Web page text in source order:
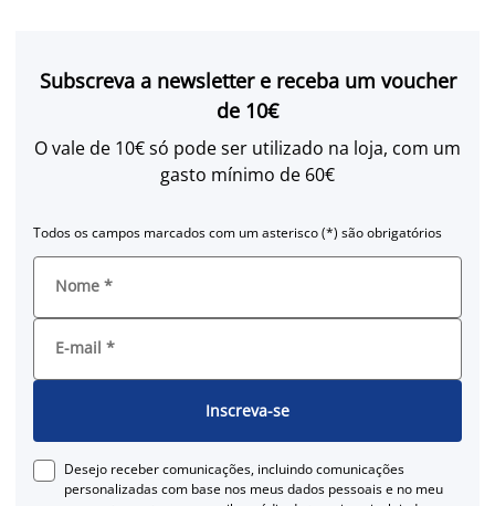
Subscreva a newsletter e receba um voucher
de 10€
O vale de 10€ só pode ser utilizado na loja, com um
gasto mínimo de 60€
Todos os campos marcados com um asterisco (*) são obrigatórios
Nome *
E-mail *
Inscreva-se
Desejo receber comunicações, incluindo comunicações
personalizadas com base nos meus dados pessoais e no meu